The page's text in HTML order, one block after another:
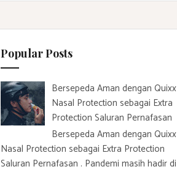
h
o
r
:
Popular Posts
Bersepeda Aman dengan Quixx
Nasal Protection sebagai Extra
Protection Saluran Pernafasan
Bersepeda Aman dengan Quixx
Nasal Protection sebagai Extra Protection
Saluran Pernafasan . Pandemi masih hadir di